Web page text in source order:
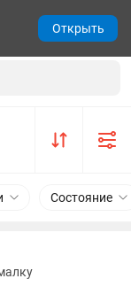
Состояние
Открыть